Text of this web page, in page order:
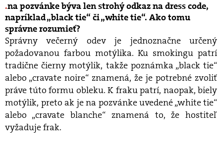
na pozvánke býva len strohý odkaz na dress code,
napríklad „black tie“ či „white tie“. Ako tomu
správne rozumieť?
Správny večerný odev je jednoznačne určený
požadovanou farbou motýlika. Ku smokingu patrí
tradične čierny motýlik, takže poznámka „black tie“
alebo „cravate noire“ znamená, že je potrebné zvoliť
práve túto formu obleku. K fraku patrí, naopak, biely
motýlik, preto ak je na pozvánke uvedené „white tie“
alebo „cravate blanche“ znamená to, že hostiteľ
vyžaduje frak.